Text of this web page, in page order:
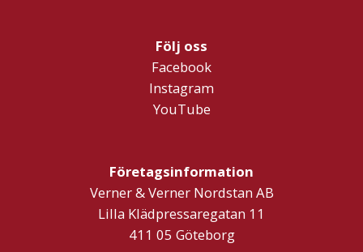
Följ oss
Facebook
Instagram
YouTube
Företagsinformation
Verner & Verner Nordstan AB
Lilla Klädpressaregatan 11
411 05 Göteborg